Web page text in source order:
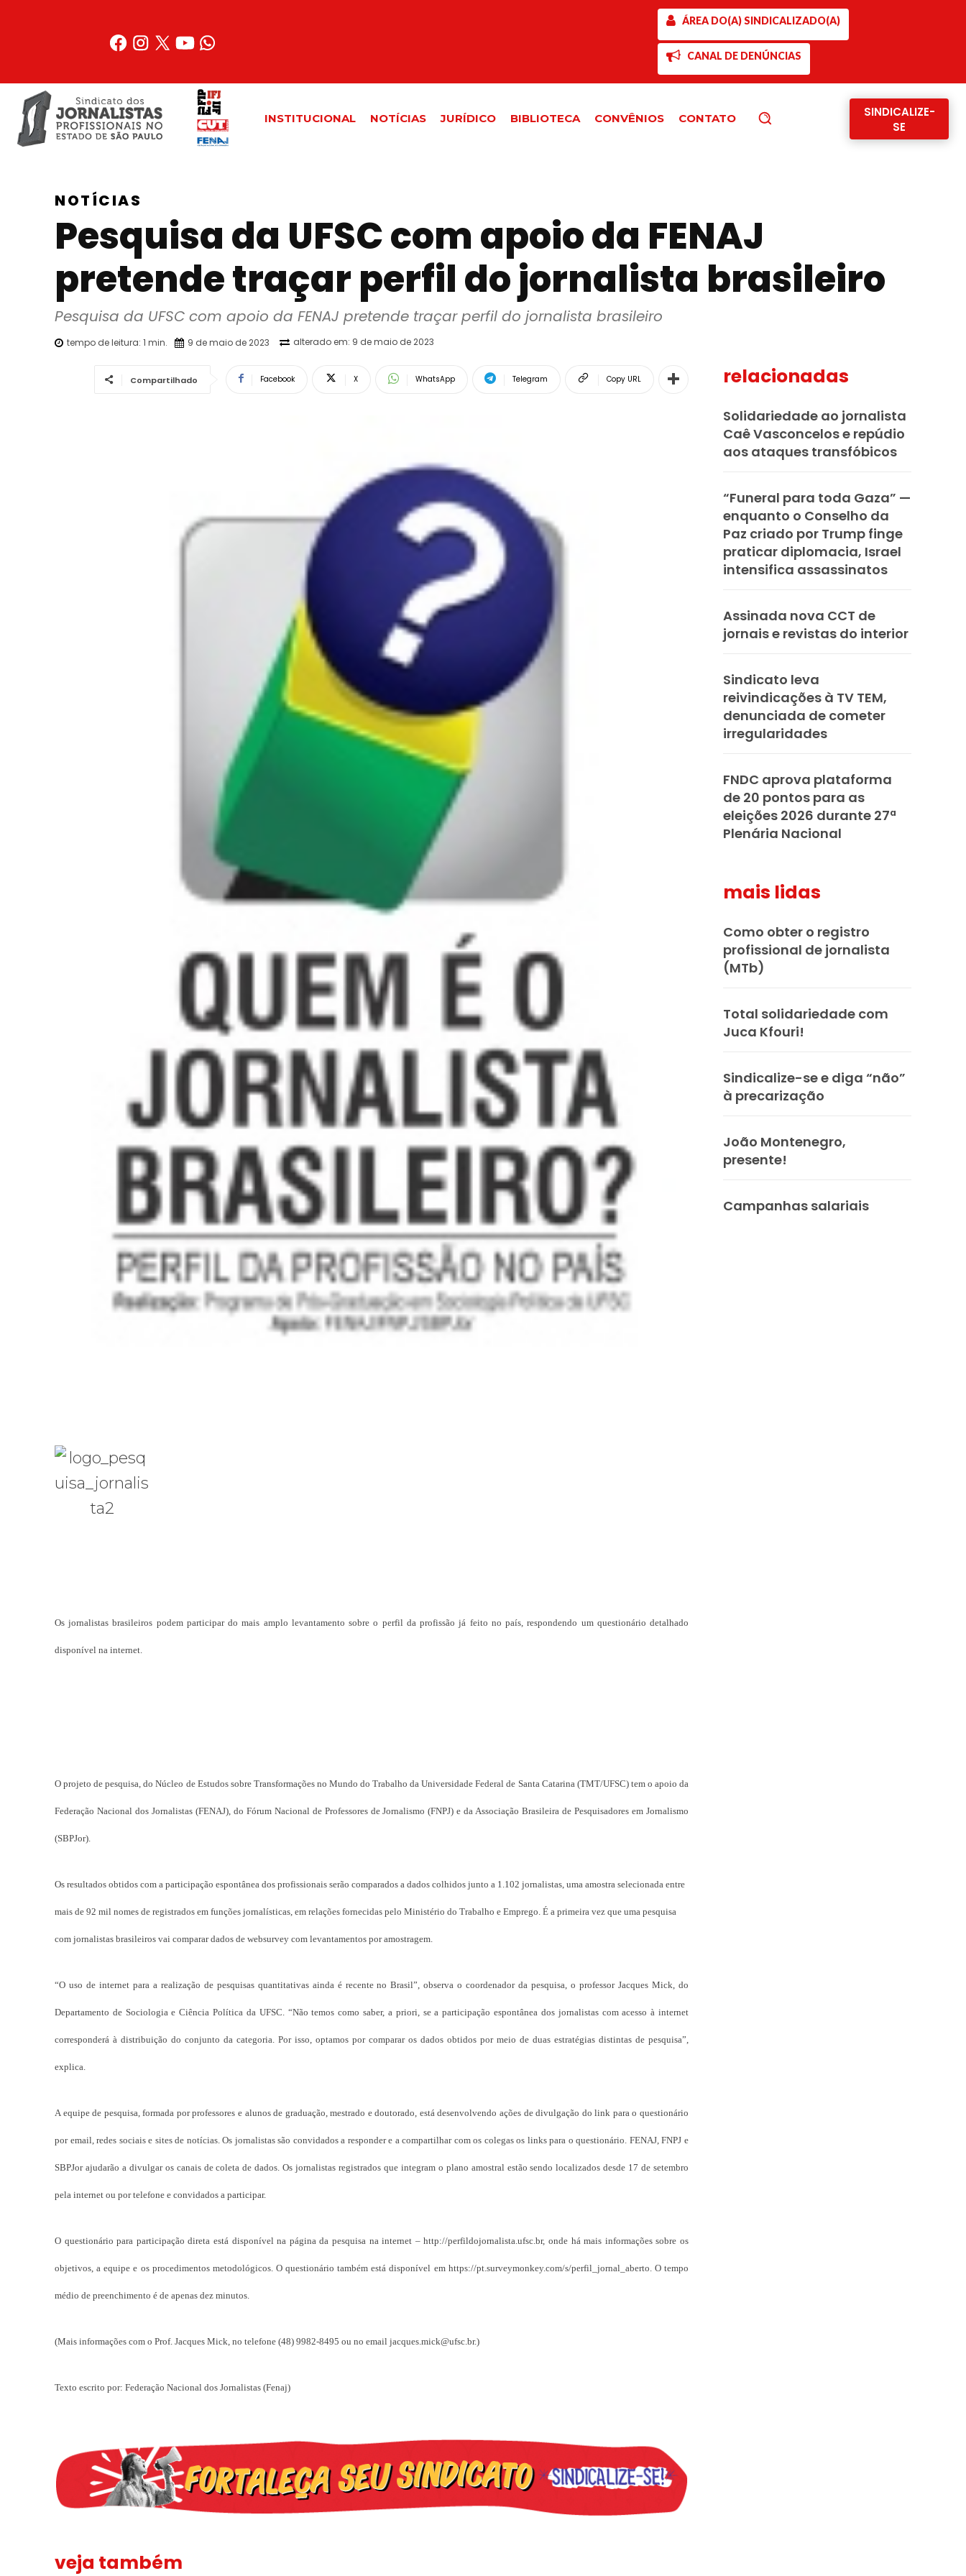
ÁREA DO(A) SINDICALIZADO(A)
CANAL DE DENÚNCIAS
INSTITUCIONAL NOTÍCIAS JURÍDICO BIBLIOTECA CONVÊNIOS CONTATO
SINDICALIZE-
SE
NOTÍCIAS
Pesquisa da UFSC com apoio da FENAJ
pretende traçar perfil do jornalista brasileiro
Pesquisa da UFSC com apoio da FENAJ pretende traçar perfil do jornalista brasileiro
tempo de leitura: 1 min. 9 de maio de 2023 alterado em: 9 de maio de 2023
Compartilhado Facebook X WhatsApp Telegram Copy URL
Os jornalistas brasileiros podem participar do mais amplo levantamento sobre o perfil da profissão já feito no país, respondendo um questionário detalhado
disponível na internet.
O projeto de pesquisa, do Núcleo de Estudos sobre Transformações no Mundo do Trabalho da Universidade Federal de Santa Catarina (TMT/UFSC) tem o apoio da
Federação Nacional dos Jornalistas (FENAJ), do Fórum Nacional de Professores de Jornalismo (FNPJ) e da Associação Brasileira de Pesquisadores em Jornalismo
(SBPJor).
Os resultados obtidos com a participação espontânea dos profissionais serão comparados a dados colhidos junto a 1.102 jornalistas, uma amostra selecionada entre
mais de 92 mil nomes de registrados em funções jornalísticas, em relações fornecidas pelo Ministério do Trabalho e Emprego. É a primeira vez que uma pesquisa
com jornalistas brasileiros vai comparar dados de websurvey com levantamentos por amostragem.
“O uso de internet para a realização de pesquisas quantitativas ainda é recente no Brasil”, observa o coordenador da pesquisa, o professor Jacques Mick, do
Departamento de Sociologia e Ciência Política da UFSC. “Não temos como saber, a priori, se a participação espontânea dos jornalistas com acesso à internet
corresponderá à distribuição do conjunto da categoria. Por isso, optamos por comparar os dados obtidos por meio de duas estratégias distintas de pesquisa”,
explica.
A equipe de pesquisa, formada por professores e alunos de graduação, mestrado e doutorado, está desenvolvendo ações de divulgação do link para o questionário
por email, redes sociais e sites de notícias. Os jornalistas são convidados a responder e a compartilhar com os colegas os links para o questionário. FENAJ, FNPJ e
SBPJor ajudarão a divulgar os canais de coleta de dados. Os jornalistas registrados que integram o plano amostral estão sendo localizados desde 17 de setembro
pela internet ou por telefone e convidados a participar.
O questionário para participação direta está disponível na página da pesquisa na internet – http://perfildojornalista.ufsc.br, onde há mais informações sobre os
objetivos, a equipe e os procedimentos metodológicos. O questionário também está disponível em https://pt.surveymonkey.com/s/perfil_jornal_aberto. O tempo
médio de preenchimento é de apenas dez minutos.
(Mais informações com o Prof. Jacques Mick, no telefone (48) 9982-8495 ou no email jacques.mick@ufsc.br.)
Texto escrito por: Federação Nacional dos Jornalistas (Fenaj)
veja também
relacionadas
Solidariedade ao jornalista
Caê Vasconcelos e repúdio
aos ataques transfóbicos
“Funeral para toda Gaza” —
enquanto o Conselho da
Paz criado por Trump finge
praticar diplomacia, Israel
intensifica assassinatos
Assinada nova CCT de
jornais e revistas do interior
Sindicato leva
reivindicações à TV TEM,
denunciada de cometer
irregularidades
FNDC aprova plataforma
de 20 pontos para as
eleições 2026 durante 27ª
Plenária Nacional
mais lidas
Como obter o registro
profissional de jornalista
(MTb)
Total solidariedade com
Juca Kfouri!
Sindicalize-se e diga “não”
à precarização
João Montenegro,
presente!
Campanhas salariais